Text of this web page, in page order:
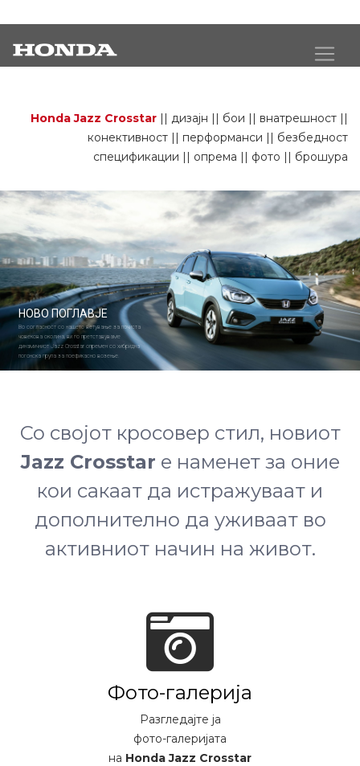
Honda Jazz Crosstar || дизајн || бои || внатрешност ||
конективност || перформанси || безбедност
спецификации || опрема || фото || брошура
НОВО ПОГЛАВЈЕ
Во согласност со нашето ветување за почиста
човекова околина, ви го претставуваме
динамичниот Jazz Crosstar опремен со хибридна
погонска група за поефикасно возење.
Со својот кросовер стил, новиот
Jazz Crosstar е наменет за оние
кои сакаат да истражуваат и
дополнително да уживаат во
активниот начин на живот.
Фото-галерија
Разгледајте ја
фото-галеријата
на Honda Jazz Crosstar